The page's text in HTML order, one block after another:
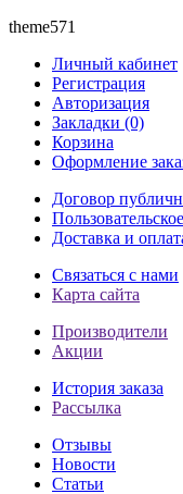
theme571
Личный кабинет
Регистрация
Авторизация
Закладки (0)
Корзина
Оформление
Договор
Доставка и
Связаться с нами
Карта сайта
Производители
Акции
История заказа
Рассылка
Отзывы
Новости
Статьи